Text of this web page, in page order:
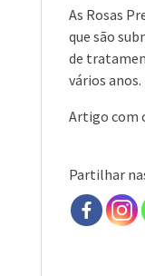
As Rosas
que são
de
vários anos.
Artigo com
Partilhar